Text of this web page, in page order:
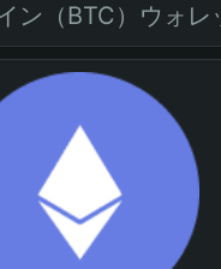
ン（BTC）ウォレ